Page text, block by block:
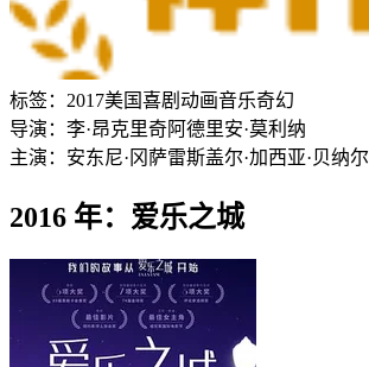
标签： 2017美国喜剧 动画音乐奇幻
导演： 李·昂克里奇阿德里安·莫利纳
主演： 安东尼·冈萨雷斯盖尔·加西亚·贝纳尔
2016 年：爱乐之城